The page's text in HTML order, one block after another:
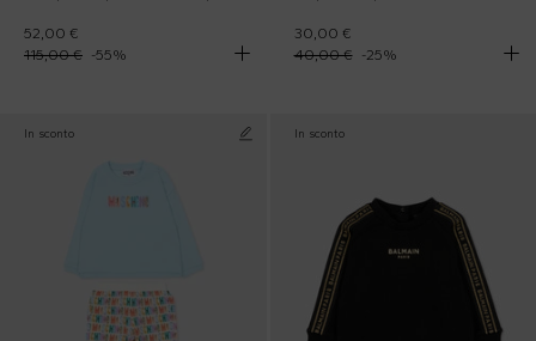
52,00 €
115,00 € -55%
30,00 €
40,00 €
-25%
In sconto In sconto